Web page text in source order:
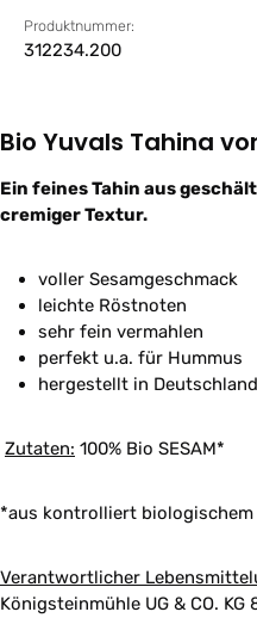
Produktnummer:
312234.200
Bio Yuvals Tahina
Ein feines Tahin aus
cremiger Textur.
voller Sesamgeschmack
leichte Röstnoten
sehr fein vermahlen
perfekt u.a. für Hummus
hergestellt in Deutschland
Zutaten: 100% Bio SESAM*
*aus kontrolliert biologischem
Verantwortlicher
Königsteinmühle UG & CO. KG